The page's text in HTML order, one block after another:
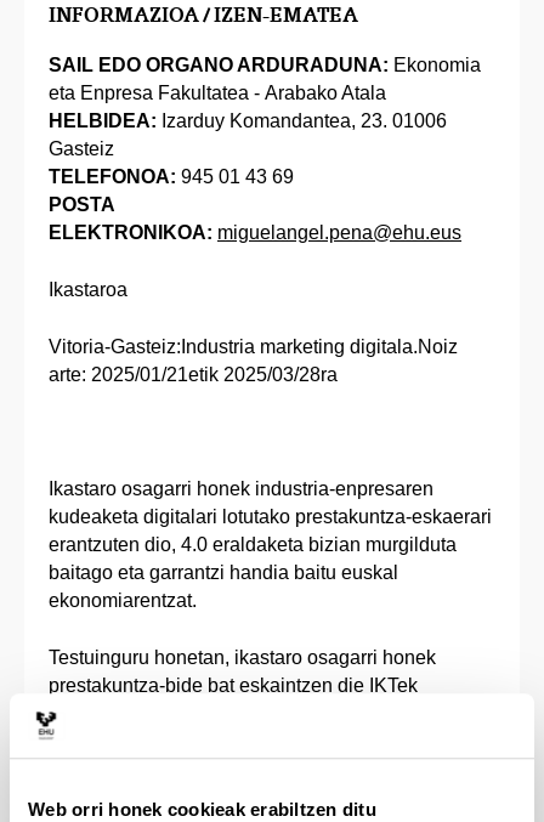
Web orri honek cookieak erabiltzen ditu
INFORMAZIOA / IZEN-EMATEA
SAIL EDO ORGANO ARDURADUNA: Ekonomia
eta Enpresa Fakultatea - Arabako Atala
HELBIDEA: Izarduy Komandantea, 23. 01006
Gasteiz
TELEFONOA: 945 01 43 69
POSTA
ELEKTRONIKOA: miguelangel.pena@ehu.eus
Ikastaroa
Vitoria-Gasteiz:Industria marketing digitala.Noiz
arte: 2025/01/21etik 2025/03/28ra
Ikastaro osagarri honek industria-enpresaren
kudeaketa digitalari lotutako prestakuntza-eskaerari
erantzuten dio, 4.0 eraldaketa bizian murgilduta
baitago eta garrantzi handia baitu euskal
ekonomiarentzat.
Testuinguru honetan, ikastaro osagarri honek
prestakuntza-bide bat eskaintzen die IKTek
industria-enpresen marketin digitalaren ingurunean
eraginkortasuna eta lehiakortasuna hobetzeko